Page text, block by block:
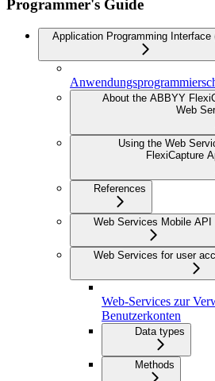
Programmer's Guide
Application Programming Interface
About the ABBYY
Web
Using the Web
FlexiCapture
References
Web Services Mobile API
Web Services for user
Web-Services zur
Benutzerkonten
Data types
Methods